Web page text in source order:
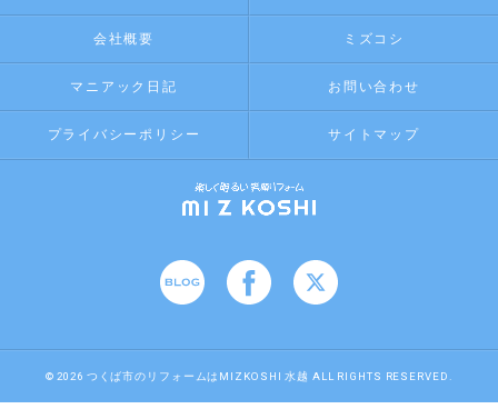
会社概要 ミズコシ
マニアック日記 お問い合わせ
プライバシーポリシー サイトマップ
© 2026 つくば市のリフォームはMIZKOSHI 水越 ALL RIGHTS RESERVED.